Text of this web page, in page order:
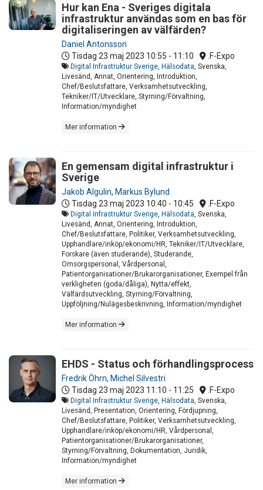
Hur kan Ena - Sveriges digitala
infrastruktur användas som en bas för
digitaliseringen av välfärden?
Daniel Antonsson
Tisdag 23 maj 2023 10:55 - 11:10 .F-Expo
Digital Infrastruktur Sverige Hälsodata , Svenska,
Livesänd, Annat, Orientering, Introduktion,
Chef/Beslutsfattare, Verksamhetsutveckling,
Tekniker/IT/Utvecklare, Styrning/Förvaltning,
Information/myndighet
Mer information
En gemensam digital infrastruktur i
Sverige
Jakob Algulin, Markus Bylund
Tisdag 23 maj 2023 10:40 - 10:45 .F-Expo
Digital Infrastruktur Sverige Hälsodata , Svenska,
Livesänd, Annat, Orientering, Introduktion,
Chef/Beslutsfattare, Politiker, Verksamhetsutveckling,
Upphandlare/inköp/ekonomi/HR, Tekniker/IT/Utvecklare,
Forskare (även studerande), Studerande,
Omsorgspersonal, Vårdpersonal,
Patientorganisationer/Brukarorganisationer, Exempel från
verkligheten (goda/dåliga), Nytta/effekt,
Välfärdsutveckling, Styrning/Förvaltning,
Uppföljning/Nulägesbeskrivning, Information/myndighet
Mer information
EHDS - Status och förhandlingsprocess
Fredrik Öhrn, Michel Silvestri
Tisdag 23 maj 2023 11:10 - 11:25 .F-Expo
Digital Infrastruktur Sverige Hälsodata , Svenska,
Livesänd, Presentation, Orientering, Fördjupning,
Chef/Beslutsfattare, Politiker, Verksamhetsutveckling,
Upphandlare/inköp/ekonomi/HR, Vårdpersonal,
Patientorganisationer/Brukarorganisationer,
Styrning/Förvaltning, Dokumentation, Juridik,
Information/myndighet
Mer information